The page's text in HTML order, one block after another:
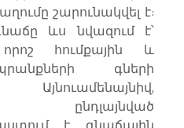
շարունակվել է:
ևս նվազում է՝
հումքային և
գների
ընդլայնված
է գնաճային